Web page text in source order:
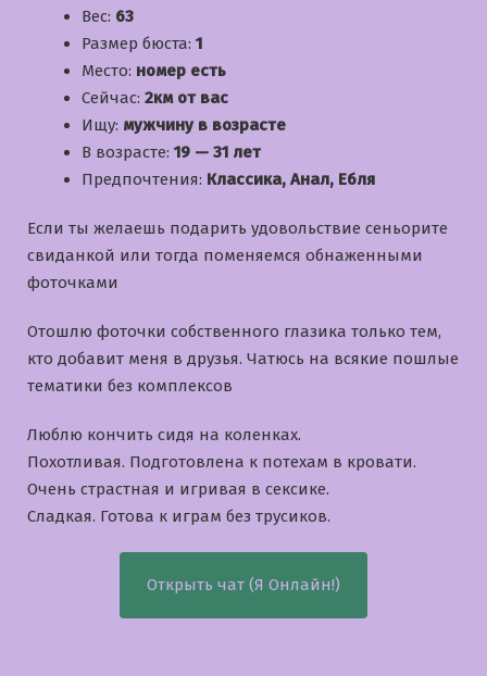
Вес: 63
Размер бюста: 1
Место: номер есть
Сейчас: 2км от вас
Ищу: мужчину в возрасте
В возрасте: 19 — 31 лет
Предпочтения: Классика, Анал, Ебля
Если ты желаешь подарить удовольствие сеньорите
свиданкой или тогда поменяемся обнаженными
фоточками
Отошлю фоточки собственного глазика только тем,
кто добавит меня в друзья. Чатюсь на всякие пошлые
тематики без комплексов
Люблю кончить сидя на коленках.
Похотливая. Подготовлена к потехам в кровати.
Очень страстная и игривая в сексике.
Сладкая. Готова к играм без трусиков.
Открыть чат (Я Онлайн!)